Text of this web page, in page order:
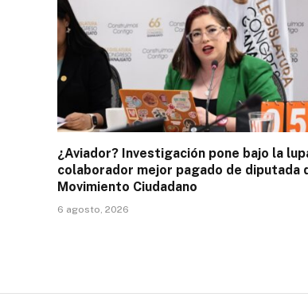
¿Aviador? Investigación pone bajo la
colaborador mejor pagado de diputada
Movimiento Ciudadano
6 agosto, 2026